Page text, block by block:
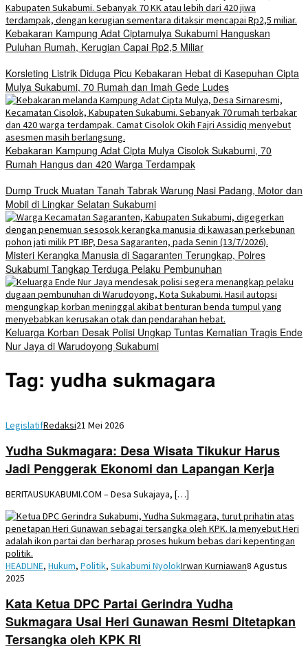
Kebakaran Kampung Adat Ciptamulya Sukabumi Hanguskan
Puluhan Rumah, Kerugian Capai Rp2,5 Miliar
Korsleting Listrik Diduga Picu Kebakaran Hebat di Kasepuhan Cipta
Mulya Sukabumi, 70 Rumah dan Imah Gede Ludes
Kebakaran Kampung Adat Cipta Mulya Cisolok Sukabumi, 70
Rumah Hangus dan 420 Warga Terdampak
Dump Truck Muatan Tanah Tabrak Warung Nasi Padang, Motor dan
Mobil di Lingkar Selatan Sukabumi
Misteri Kerangka Manusia di Sagaranten Terungkap, Polres
Sukabumi Tangkap Terduga Pelaku Pembunuhan
Keluarga Korban Desak Polisi Ungkap Tuntas Kematian Tragis Ende
Nur Jaya di Warudoyong Sukabumi
Tag: yudha sukmagara
LegislatifRedaksi21 Mei 2026
Yudha Sukmagara: Desa Wisata Tikukur Harus
Jadi Penggerak Ekonomi dan Lapangan Kerja
BERITAUSUKABUMI.COM – Desa Sukajaya, […]
HEADLINE, Hukum, Politik, Sukabumi NyolokIrwan Kurniawan8 Agustus
2025
Kata Ketua DPC Partai Gerindra Yudha
Sukmagara Usai Heri Gunawan Resmi Ditetapkan
Tersangka oleh KPK RI